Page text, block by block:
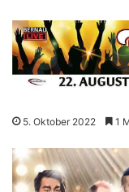
5. Oktober 2022 1